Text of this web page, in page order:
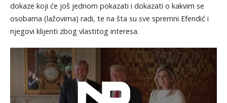
dokaze koji će još jednom pokazati i dokazati o kakvim se
osobama (lažovima) radi, te na šta su sve spremni Efendić i
njegovi klijenti zbog vlastitog interesa.